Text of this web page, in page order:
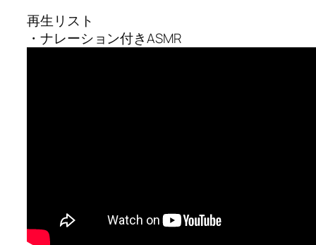
再生リスト
・ナレーション付きASMR